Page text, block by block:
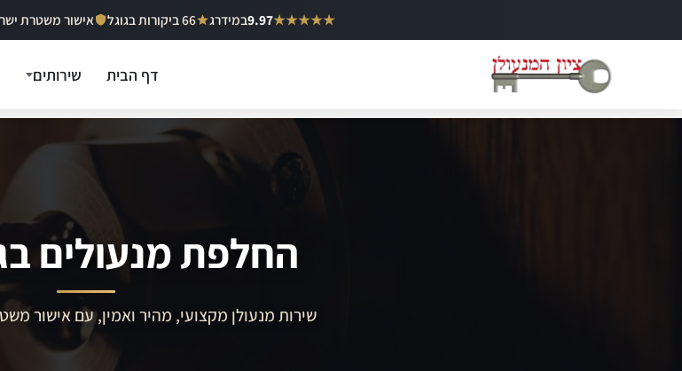
לתוכן
★★★★★
9.97במידרג 66 ביקורות בגוגל אישור משטרת
דף הבית שירותים
החלפת מנעולים
שירות מנעולן מקצועי, מהיר ואמין, עם אישור משטרה